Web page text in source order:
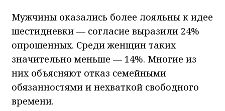
Мужчины оказались более лояльны к идее
шестидневки — согласие выразили 24%
опрошенных. Среди женщин таких
значительно меньше — 14%. Многие из
них объясняют отказ семейными
обязанностями и нехваткой свободного
времени.